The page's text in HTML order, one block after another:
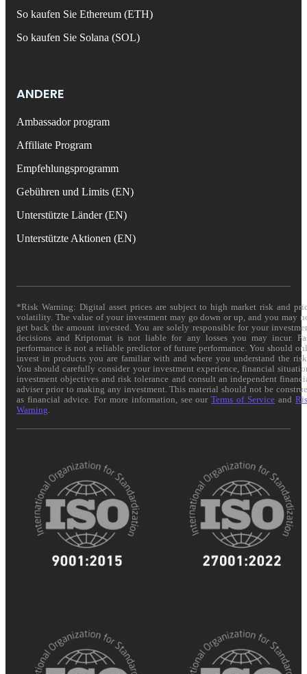
So kaufen Sie Ethereum (ETH)
So kaufen Sie Solana (SOL)
ANDERE
Ambassador program
Affiliate Program
Empfehlungsprogramm
Gebühren und Limits (EN)
Unterstützte Länder (EN)
Unterstützte Aktionen (EN)
*Risk Warning: Digital asset prices are subject to high market risk and
volatility. The value of your investment may go down or up, and you may
get back the amount invested. You are solely responsible for your
decisions and Kriptomat is not liable for any losses you may incur.
performance is not a reliable predictor of future performance. You should
invest in products you are familiar with and where you understand the
You should carefully consider your investment experience, financial
investment objectives and risk tolerance and consult an independent
adviser prior to making any investment. This material should not be
as financial advice. For more information, see ourTerms of Service and
Warning.